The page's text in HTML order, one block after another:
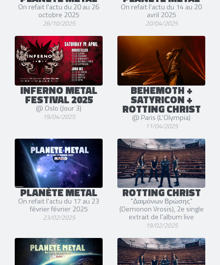
On refait l'actu du 20 au 26
octobre 2025
26/10/2025
On refait l'actu du 14 au 20
avril 2025
20/04/2025
INFERNO METAL
FESTIVAL 2025
@ Oslo (Jour 3)
19/04/2025
BEHEMOTH +
SATYRICON +
ROTTING CHRIST
@ Paris (L'Olympia)
11/04/2025
PLANÈTE METAL
On refait l'actu du 17 au 23
février février 2025
23/02/2025
ROTTING CHRIST
"Δαιμόνων Βρώσης"
(Demonon Vrosis), 2e single
extrait de l'album live
19/02/2025